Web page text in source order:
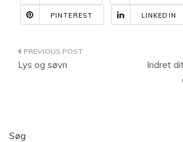
PINTEREST LINKEDIN
Indlægsnavigation
Lys og søvn
Indret
Søg